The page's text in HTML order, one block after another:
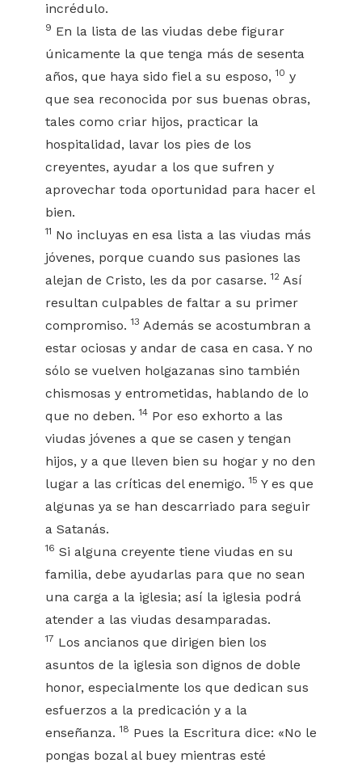
incrédulo.
9 En la lista de las viudas debe figurar
únicamente la que tenga más de sesenta
años, que haya sido fiel a su esposo,10 y
que sea reconocida por sus buenas obras,
tales como criar hijos, practicar la
hospitalidad, lavar los pies de los
creyentes, ayudar a los que sufren y
aprovechar toda oportunidad para hacer el
bien.
11 No incluyas en esa lista a las viudas más
jóvenes, porque cuando sus pasiones las
alejan de Cristo, les da por casarse.12 Así
resultan culpables de faltar a su primer
compromiso.13 Además se acostumbran a
estar ociosas y andar de casa en casa. Y no
sólo se vuelven holgazanas sino también
chismosas y entrometidas, hablando de lo
que no deben.14 Por eso exhorto a las
viudas jóvenes a que se casen y tengan
hijos, y a que lleven bien su hogar y no den
lugar a las críticas del enemigo.15 Y es que
algunas ya se han descarriado para seguir
a Satanás.
16 Si alguna creyente tiene viudas en su
familia, debe ayudarlas para que no sean
una carga a la iglesia; así la iglesia podrá
atender a las viudas desamparadas.
17 Los ancianos que dirigen bien los
asuntos de la iglesia son dignos de doble
honor, especialmente los que dedican sus
esfuerzos a la predicación y a la
enseñanza.18 Pues la Escritura dice: «No le
pongas bozal al buey mientras esté